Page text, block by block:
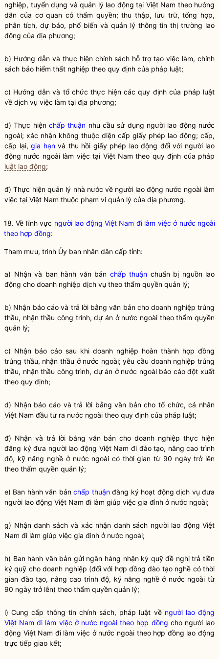
nghiệp, tuyển dụng và quản lý lao động tại Việt Nam theo hướng
dẫn của cơ quan có thẩm quyền; thu thập, lưu trữ, tổng hợp,
phân tích, dự báo, phổ biến và quản lý thông tin thị trường lao
động của địa phương;
b) Hướng dẫn và thực hiện chính sách hỗ trợ tạo việc làm, chính
sách bảo hiểm thất nghiệp theo quy định của pháp luật;
c) Hướng dẫn và tổ chức thực hiện các quy định của pháp luật
về dịch vụ việc làm tại địa phương;
d) Thực hiện chấp thuận nhu cầu sử dụng người lao động nước
ngoài; xác nhận không thuộc diện cấp giấy phép lao động; cấp,
cấp lại, gia hạnvà thu hồi giấy phép lao động đối với người lao
động nước ngoài làm việc tại Việt Nam theo quy định của pháp
luật lao động;
đ) Thực hiện quản lý nhà nước về người lao động nước ngoài làm
việc tại Việt Nam thuộc phạm vi quản lý của địa phương.
18. Về lĩnh vực người lao động Việt Nam đi làm việc ở nước ngoài
theo hợp đồng:
Tham mưu, trình Ủy ban nhân dân cấp tỉnh:
a) Nhận và ban hành văn bản chấp thuận chuẩn bị nguồn lao
động cho doanh nghiệp dịch vụ theo thẩm quyền quản lý;
b) Nhận báo cáo và trả lời bằng văn bản cho doanh nghiệp trúng
thầu, nhận thầu công trình, dự án ở nước ngoài theo thẩm quyền
quản lý;
c) Nhận báo cáo sau khi doanh nghiệp hoàn thành hợp đồng
trúng thầu, nhận thầu ở nước ngoài; yêu cầu doanh nghiệp trúng
thầu, nhận thầu công trình, dự án ở nước ngoài báo cáo đột xuất
theo quy định;
d) Nhận báo cáo và trả lời bằng văn bản cho tổ chức, cá nhân
Việt Nam đầu tư ra nước ngoài theo quy định của pháp luật;
đ) Nhận và trả lời bằng văn bản cho doanh nghiệp thực hiện
đăng ký đưa người lao động Việt Nam đi đào tạo, nâng cao trình
độ, kỹ năng nghề ở nước ngoài có thời gian từ 90 ngày trở lên
theo thẩm quyền quản lý;
e) Ban hành văn bảnchấp thuậnđăng ký hoạt động dịch vụ đưa
người lao động Việt Nam đi làm giúp việc gia đình ở nước ngoài;
g) Nhận danh sách và xác nhận danh sách người lao động Việt
Nam đi làm giúp việc gia đình ở nước ngoài;
h) Ban hành văn bản gửi ngân hàng nhận ký quỹ đề nghị trả tiền
ký quỹ cho doanh nghiệp (đối với hợp đồng đào tạo nghề có thời
gian đào tạo, nâng cao trình độ, kỹ năng nghề ở nước ngoài từ
90 ngày trở lên) theo thẩm quyền quản lý;
i) Cung cấp thông tin chính sách, pháp luật về người lao động
Việt Nam đi làm việc ở nước ngoài theo hợp đồng cho người lao
động Việt Nam đi làm việc ở nước ngoài theo hợp đồng lao động
trực tiếp giao kết;